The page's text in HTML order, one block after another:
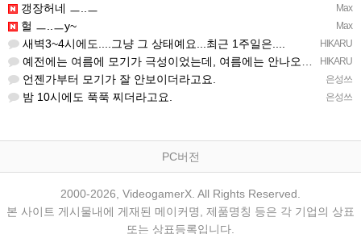
Max
갱장허네 ㅡ..ㅡ
Max
헐 ㅡ..ㅡy~
HIKARU
새벽3~4시에도....그냥 그 상태예요...최근 1주일은....
HIKARU
예전에는 여름에 모기가 극성이었는데, 여름에는 안나오는 것 같은.....ㅎ ㅎ)
은성쓰
언젠가부터 모기가 잘 안보이더라고요.
은성쓰
밤 10시에도 푹푹 찌더라고요.
PC버전
2000-2026, VideogamerX. All Rights Reserved.
본 사이트 게시물내에 게재된 메이커명, 제품명칭 등은 각 기업의 상표
또는 상표등록입니다.